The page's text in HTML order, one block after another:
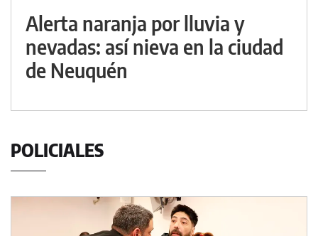
Alerta naranja por lluvia y
nevadas: así nieva en la ciudad
de Neuquén
POLICIALES